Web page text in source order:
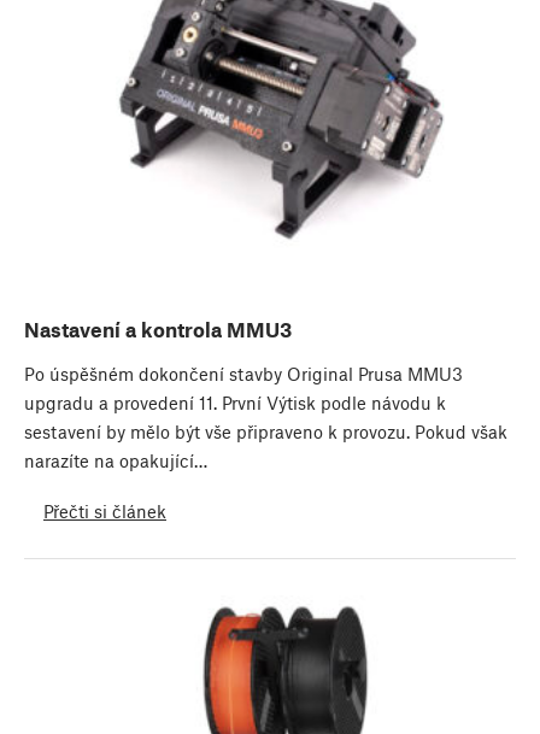
Nastavení a kontrola MMU3
Po úspěšném dokončení stavby Original Prusa MMU3
upgradu a provedení 11. První Výtisk podle návodu k
sestavení by mělo být vše připraveno k provozu. Pokud však
narazíte na opakující…
Přečti si článek